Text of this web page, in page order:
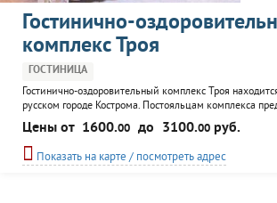
Гостинично-
комплекс Троя
ГОСТИНИЦА
Гостинично-оздоровительный комплекс Троя
русском городе Кострома. Постояльцам комплекса
размещение в современных номерах со всеми
могут посетить банный комплекс и солярий,
зале.
Цены от 1600.00 до 3100.00 руб.
Показать на карте / посмотреть адрес